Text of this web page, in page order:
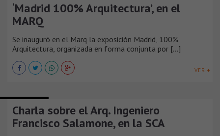
‘Madrid 100% Arquitectura’, en el
MARQ
Se inauguró en el Marq la exposición Madrid, 100%
Arquitectura, organizada en forma conjunta por [...]
VER +
Charla sobre el Arq. Ingeniero
Francisco Salamone, en la SCA